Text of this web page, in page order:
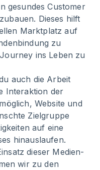
gesundes Customer
Dieses hilft
Marktplatz auf
zu
ins Leben zu
auch die Arbeit
Interaktion der
Website und
Zielgruppe
auf eine
hinauslaufen.
dieser Medien-
wir zu den